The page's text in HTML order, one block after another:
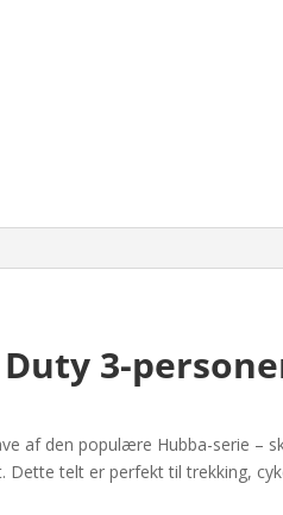
3-
af den populære Hubba-serie –
telt er perfekt til trekking,